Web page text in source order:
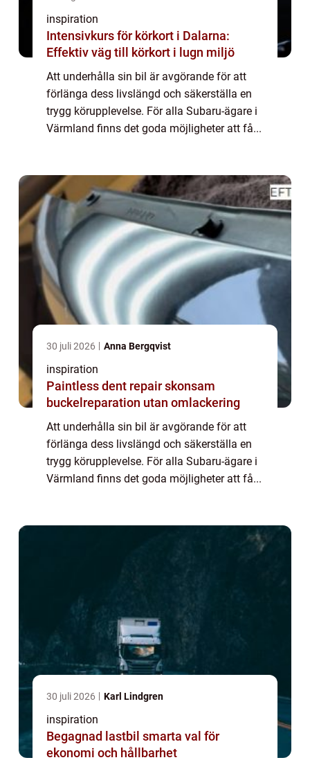
inspiration
Intensivkurs för körkort i Dalarna:
Effektiv väg till körkort i lugn miljö
Att underhålla sin bil är avgörande för att
förlänga dess livslängd och säkerställa en
trygg körupplevelse. För alla Subaru-ägare i
Värmland finns det goda möjligheter att få...
30 juli 2026 Anna Bergqvist
inspiration
Paintless dent repair skonsam
buckelreparation utan omlackering
Att underhålla sin bil är avgörande för att
förlänga dess livslängd och säkerställa en
trygg körupplevelse. För alla Subaru-ägare i
Värmland finns det goda möjligheter att få...
30 juli 2026 Karl Lindgren
inspiration
Begagnad lastbil smarta val för
ekonomi och hållbarhet